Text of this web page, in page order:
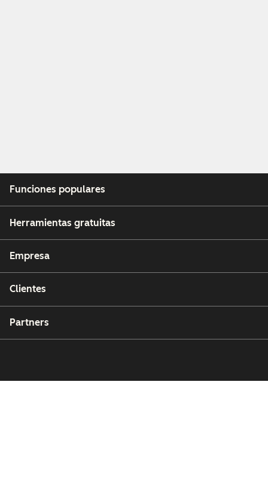
Funciones populares
Herramientas gratuitas
Empresa
Clientes
Partners